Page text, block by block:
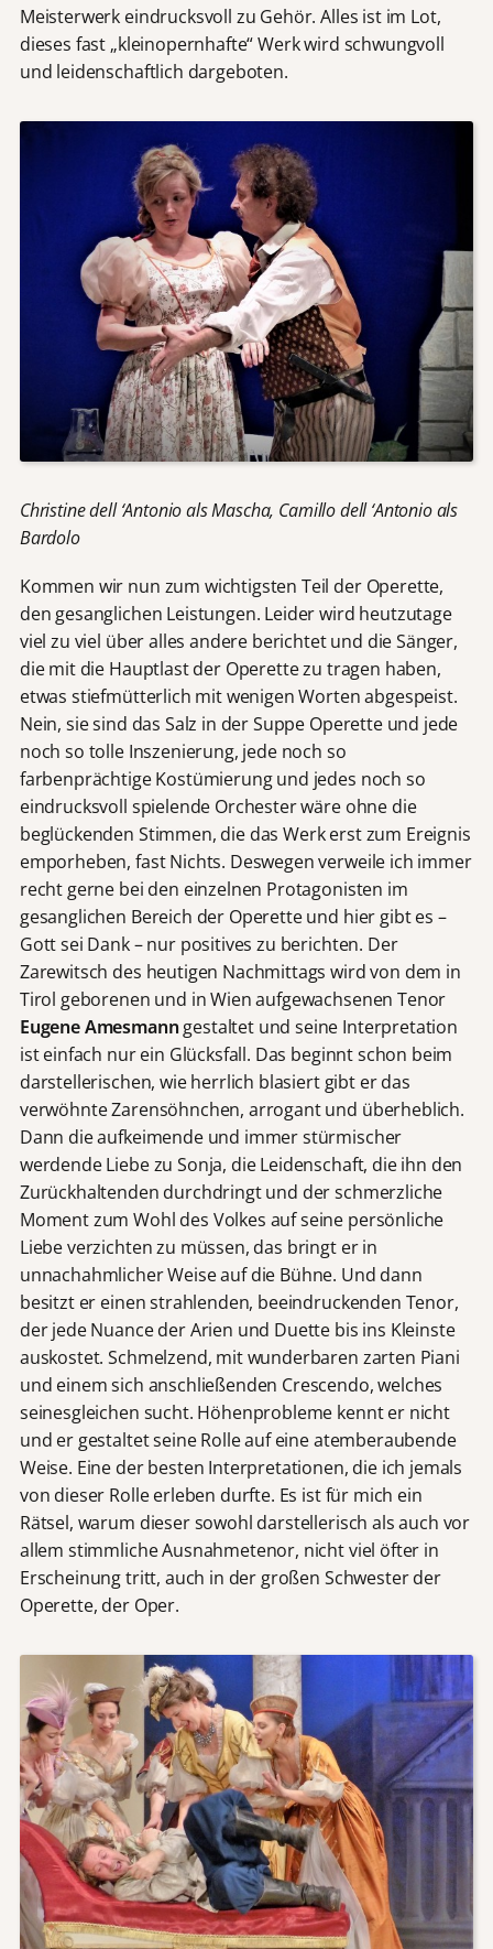
Meisterwerk eindrucksvoll zu Gehör. Alles ist im Lot,
dieses fast „kleinopernhafte“ Werk wird schwungvoll
und leidenschaftlich dargeboten.
Christine dell ‘Antonio als Mascha, Camillo dell ‘Antonio als
Bardolo
Kommen wir nun zum wichtigsten Teil der Operette,
den gesanglichen Leistungen. Leider wird heutzutage
viel zu viel über alles andere berichtet und die Sänger,
die mit die Hauptlast der Operette zu tragen haben,
etwas stiefmütterlich mit wenigen Worten abgespeist.
Nein, sie sind das Salz in der Suppe Operette und jede
noch so tolle Inszenierung, jede noch so
farbenprächtige Kostümierung und jedes noch so
eindrucksvoll spielende Orchester wäre ohne die
beglückenden Stimmen, die das Werk erst zum Ereignis
emporheben, fast Nichts. Deswegen verweile ich immer
recht gerne bei den einzelnen Protagonisten im
gesanglichen Bereich der Operette und hier gibt es –
Gott sei Dank – nur positives zu berichten. Der
Zarewitsch des heutigen Nachmittags wird von dem in
Tirol geborenen und in Wien aufgewachsenen Tenor
Eugene Amesmanngestaltet und seine Interpretation
ist einfach nur ein Glücksfall. Das beginnt schon beim
darstellerischen, wie herrlich blasiert gibt er das
verwöhnte Zarensöhnchen, arrogant und überheblich.
Dann die aufkeimende und immer stürmischer
werdende Liebe zu Sonja, die Leidenschaft, die ihn den
Zurückhaltenden durchdringt und der schmerzliche
Moment zum Wohl des Volkes auf seine persönliche
Liebe verzichten zu müssen, das bringt er in
unnachahmlicher Weise auf die Bühne. Und dann
besitzt er einen strahlenden, beeindruckenden Tenor,
der jede Nuance der Arien und Duette bis ins Kleinste
auskostet. Schmelzend, mit wunderbaren zarten Piani
und einem sich anschließenden Crescendo, welches
seinesgleichen sucht. Höhenprobleme kennt er nicht
und er gestaltet seine Rolle auf eine atemberaubende
Weise. Eine der besten Interpretationen, die ich jemals
von dieser Rolle erleben durfte. Es ist für mich ein
Rätsel, warum dieser sowohl darstellerisch als auch vor
allem stimmliche Ausnahmetenor, nicht viel öfter in
Erscheinung tritt, auch in der großen Schwester der
Operette, der Oper.